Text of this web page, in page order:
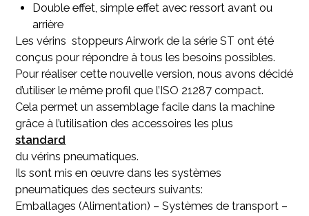
Double effet, simple effet avec ressort avant ou
arrière
Les vérins stoppeurs Airwork de la série ST ont été
conçus pour répondre à tous les besoins possibles.
Pour réaliser cette nouvelle version, nous avons décidé
d’utiliser le même profil que l’ISO 21287 compact.
Cela permet un assemblage facile dans la machine
grâce à l’utilisation des accessoires les plus
standard
du vérins pneumatiques.
Ils sont mis en œuvre dans les systèmes
pneumatiques des secteurs suivants:
Emballages (Alimentation) – Systèmes de transport –